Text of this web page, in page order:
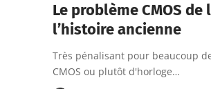
Le problème CMOS de
l’histoire ancienne
Très pénalisant pour beaucoup
CMOS ou plutôt d'horloge…